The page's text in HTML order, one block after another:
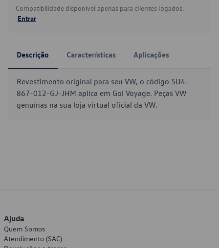
Compatibilidade disponível apenas para clientes logados.
Entrar
Descrição Características Aplicações
Revestimento original para seu VW, o código 5U4-
867-012-GJ-JHM aplica em Gol Voyage. Peças VW
genuínas na sua loja virtual oficial da VW.
Ajuda
Quem Somos
Atendimento (SAC)